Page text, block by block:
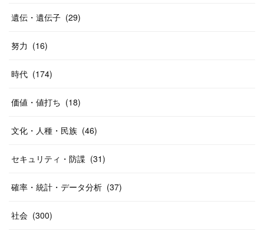
遺伝・遺伝子 (29)
努力 (16)
時代 (174)
価値・値打ち (18)
文化・人種・民族 (46)
セキュリティ・防諜 (31)
確率・統計・データ分析 (37)
社会 (300)